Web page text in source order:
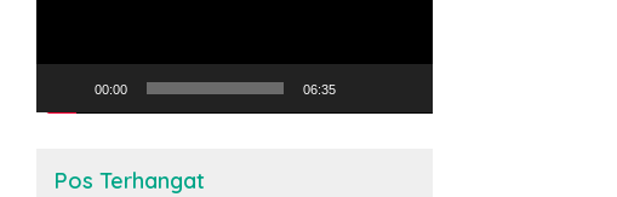
00:00 06:35
Pos Terhangat